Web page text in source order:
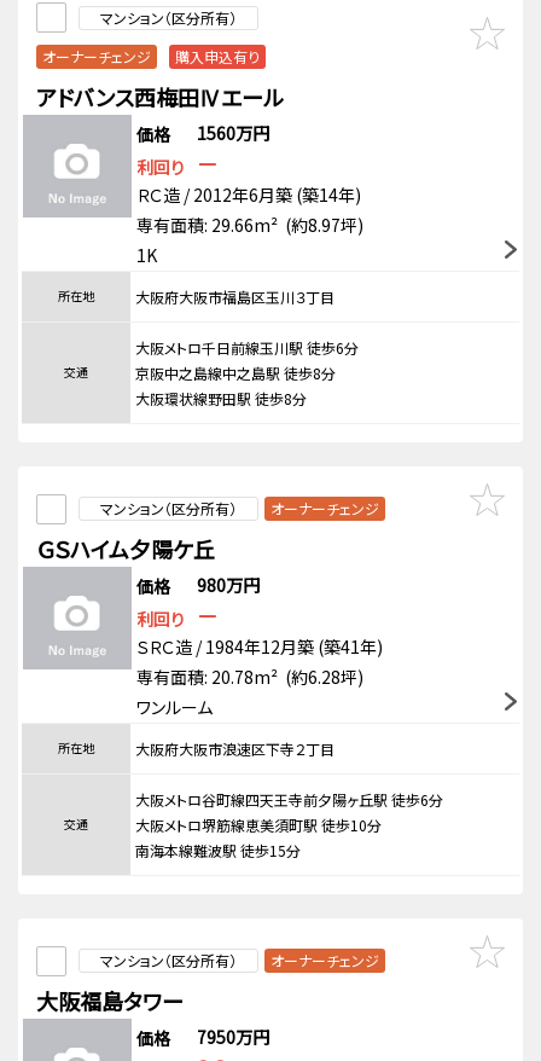
マンション（区分所有）
オーナーチェンジ
購入申込有り
アドバンス西梅田Ⅳエール
価格
1560万円
利回り
－
ＲＣ造 / 2012年6月築 (築14年)
専有面積: 29.66m² (約8.97坪)
1K
所在地 大阪府大阪市福島区玉川３丁目
交通
大阪メトロ千日前線玉川駅 徒歩6分
京阪中之島線中之島駅 徒歩8分
大阪環状線野田駅 徒歩8分
マンション（区分所有） オーナーチェンジ
ＧＳハイム夕陽ケ丘
価格
980万円
利回り
－
ＳＲＣ造 / 1984年12月築 (築41年)
専有面積: 20.78m² (約6.28坪)
ワンルーム
所在地 大阪府大阪市浪速区下寺２丁目
交通
大阪メトロ谷町線四天王寺前夕陽ヶ丘駅 徒歩6分
大阪メトロ堺筋線恵美須町駅 徒歩10分
南海本線難波駅 徒歩15分
マンション（区分所有） オーナーチェンジ
大阪福島タワー
価格
7950万円